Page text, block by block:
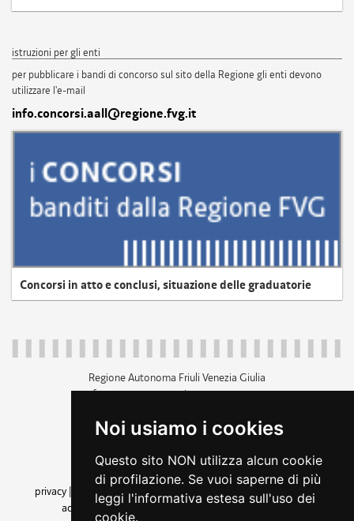
Noi usiamo i cookies
Questo sito NON utilizza alcun cookie
di profilazione. Se vuoi saperne di più
leggi l'informativa estesa sull'uso dei
cookie.
istruzioni per gli enti
per pubblicare i bandi di concorso sul sito della Regione gli enti devono
utilizzare l'e-mail
info.concorsi.aall@regione.fvg.it
Concorsi in atto e conclusi, situazione delle graduatorie
Regione Autonoma Friuli Venezia Giulia
c.f. 80014930327; p.iva 00526040324
+39 040 3771111
amministrazione trasparente
privacy
cookie |note legali accessibilità
dichiarazione di
accessibilità| feedback cambio preferenze cookie